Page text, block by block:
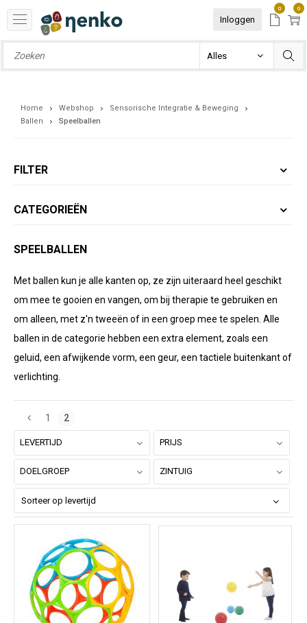
Inloggen
0 0
Home Webshop
Sensorische Integratie & Beweging
Ballen
Speelballen
FILTER
CATEGORIEËN
SPEELBALLEN
Met ballen kun je alle kanten op, ze zijn uiteraard heel geschikt
om mee te gooien en vangen, om bij therapie te gebruiken en
om alleen, met z'n tweeën of in een groep mee te spelen. Alle
ballen in de categorie hebben een extra element, zoals een
geluid, een afwijkende vorm, een geur, een tactiele buitenkant of
verlichting.
1 2
LEVERTIJD PRIJS
DOELGROEP ZINTUIG